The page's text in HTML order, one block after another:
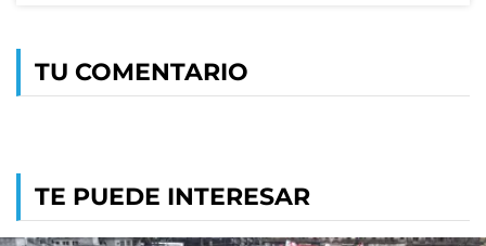
TU COMENTARIO
TE PUEDE INTERESAR